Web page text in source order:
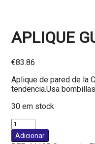
APLIQUE
€83.86
Aplique de pared de la
tendencia.Usa
30 em stock
Quantidade
de
APLIQUE
Adicionar